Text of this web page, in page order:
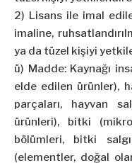
2) Lisans ile imal
imaline,
ya da tüzel kişiyi
ü) Madde: Kaynağı
elde edilen ürünler),
parçaları, hayvan
ürünleri), bitki
bölümleri, bitki
(elementler, doğal